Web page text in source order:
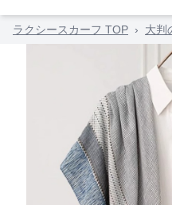
ラクシースカーフ TOP › 大判